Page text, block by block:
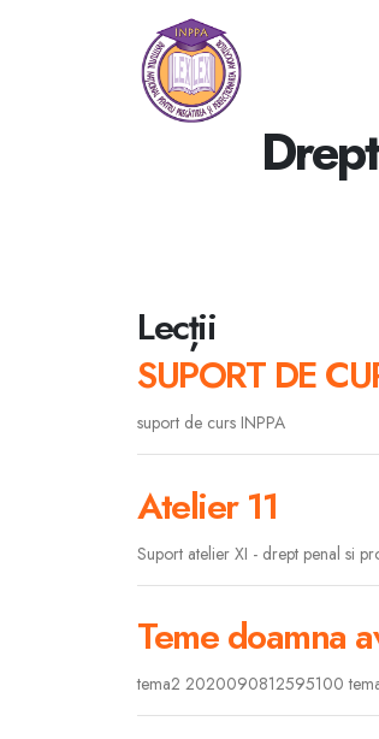
Lecții
SUPORT DE
suport de curs INPPA
Atelier 11
Suport atelier XI - drept penal si
Teme doamna
tema2 2020090812595100